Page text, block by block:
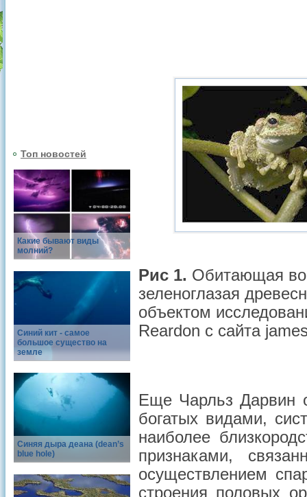
Топ новостей
Какие бывают виды
молний?
Синий кит - самое
большое существо на
земле
Синяя дыра деана (dean’s
blue hole)
Рис 1. Обитающая во
зеленоглазая
объектом
Reardon с сайта
Еще Чарльз Дарвин
богатых видами,
наиболее
признаками,
осуществлением
строения половых